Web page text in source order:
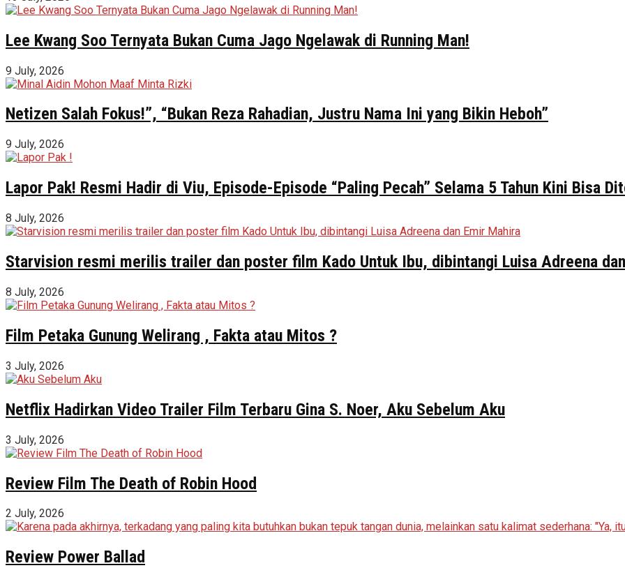
Lee Kwang Soo Ternyata Bukan Cuma Jago Ngelawak di Running Man!
9 July, 2026
Netizen Salah Fokus!”, “Bukan Reza Rahadian, Justru Nama Ini yang Bikin Heboh”
9 July, 2026
Lapor Pak! Resmi Hadir di Viu, Episode-Episode “Paling Pecah” Selama 5 Tahun Kini Bisa
8 July, 2026
Starvision resmi merilis trailer dan poster film Kado Untuk Ibu, dibintangi Luisa Adreena
8 July, 2026
Film Petaka Gunung Welirang , Fakta atau Mitos ?
3 July, 2026
Netflix Hadirkan Video Trailer Film Terbaru Gina S. Noer, Aku Sebelum Aku
3 July, 2026
Review Film The Death of Robin Hood
2 July, 2026
Review Power Ballad